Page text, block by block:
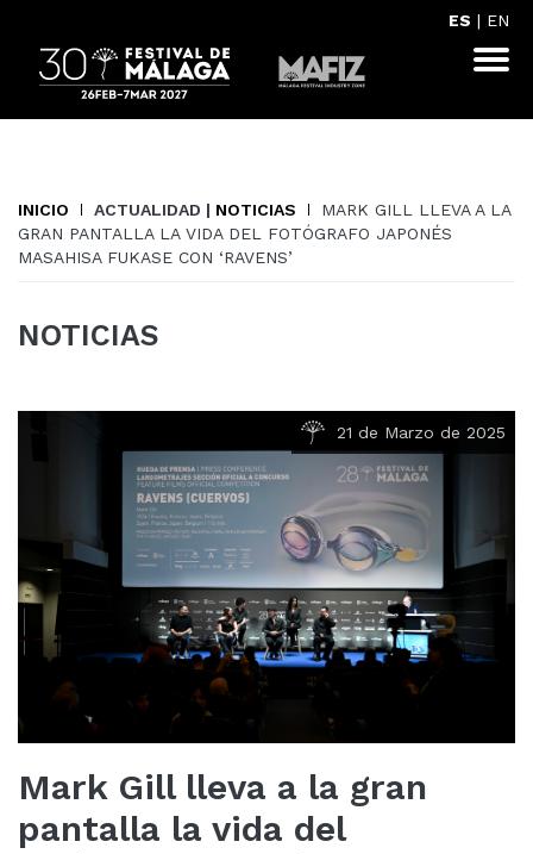
ES | EN
INICIO ACTUALIDAD | NOTICIAS
MARK GILL LLEVA A LA
GRAN PANTALLA LA VIDA DEL FOTÓGRAFO JAPONÉS
MASAHISA FUKASE CON ‘RAVENS’
NOTICIAS
21 de Marzo de 2025
Mark Gill lleva a la gran
pantalla la vida del